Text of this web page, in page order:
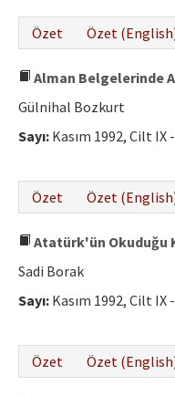
Özet
Özet
Alman Belgelerinde
Gülnihal Bozkurt
Sayı: Kasım 1992, Cilt IX -
Özet
Özet
Atatürk'ün Okuduğu
Sadi Borak
Sayı: Kasım 1992, Cilt IX -
Özet
Özet